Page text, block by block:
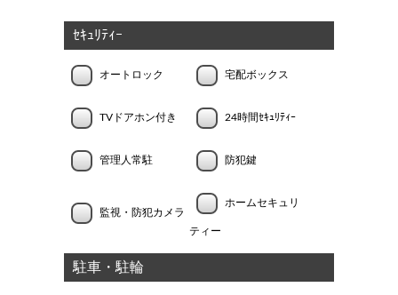
ｾｷｭﾘﾃｨｰ
オートロック 宅配ボックス
TVドアホン付き 24時間ｾｷｭﾘﾃｨｰ
管理人常駐 防犯鍵
監視・防犯カメラ
ホームセキュリ
ティー
駐車・駐輪